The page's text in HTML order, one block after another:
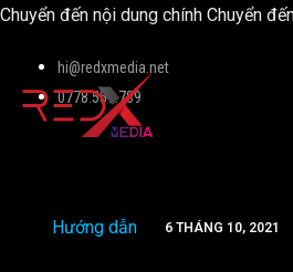
Chuyển đến nội dung chính Chuyển
hi@redxmedia.net
0778.559.789
Hướng dẫn 6 THÁNG 10, 2021